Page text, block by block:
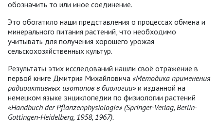
обозначить то или иное соединение.
Это обогатило наши представления о процессах обмена и
минерального питания растений, что необходимо
учитывать для получения хорошего урожая
сельскохозяйственных культур.
Результаты этих исследований нашли своё отражение в
первой книге Дмитрия Михайловича «Методика применения
радиоактивных изотопов в биологии» и изданной на
немецком языке энциклопедии по физиологии растений
«Handbuch der Pflanzenphysiologie» (Springer-Verlag, Berlin-
Gottingen-Heidelberg, 1958, 1967).